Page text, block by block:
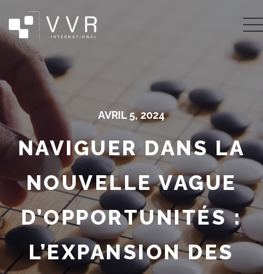
AVRIL 5, 2024
NAVIGUER DANS LA
NOUVELLE VAGUE
D’OPPORTUNITÉS :
L’EXPANSION DES